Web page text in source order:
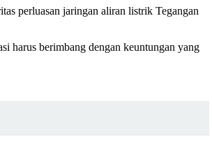
perluasan jaringan aliran listrik Tegangan
harus berimbang dengan keuntungan yang